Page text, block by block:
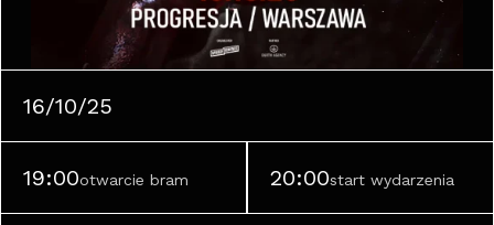
16/10/25
19:00otwarcie bram 20:00start wydarzenia